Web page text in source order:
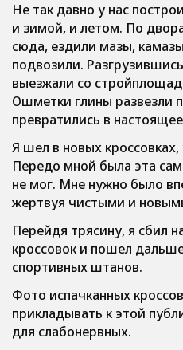
Не так давно у нас
и зимой, и летом. По
сюда, ездили мазы,
подвозили.
выезжали со
Ошметки глины развезли
превратились в
Я шел в новых
Передо мной была эта
не мог. Мне нужно было
жертвуя чистыми и
Перейдя трясину, я сбил
кроссовок и пошел
спортивных штанов.
Фото испачканных
прикладывать к этой
для слабонервных.